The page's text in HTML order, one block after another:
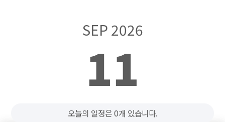
SEP 2026
11
오늘의 일정은 0개 있습니다.